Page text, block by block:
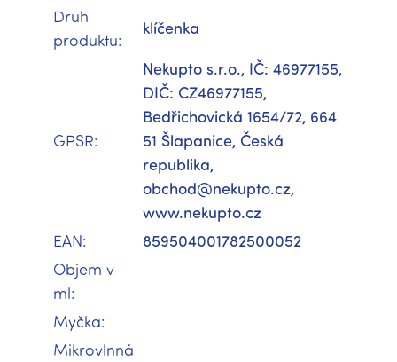
Druh
produktu:
klíčenka
GPSR:
Nekupto s.r.o., IČ: 46977155,
DIČ: CZ46977155,
Bedřichovická 1654/72, 664
51 Šlapanice, Česká
republika,
obchod@nekupto.cz,
www.nekupto.cz
EAN:
859504001782500052
Objem v
ml:
Myčka:
Mikrovlnná